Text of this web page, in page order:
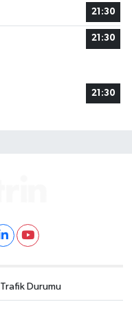
21:30
21:30
21:30
Trafik Durumu